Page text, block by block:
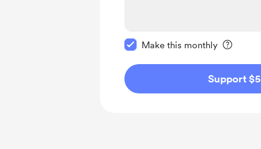
Make this monthly
Support $5